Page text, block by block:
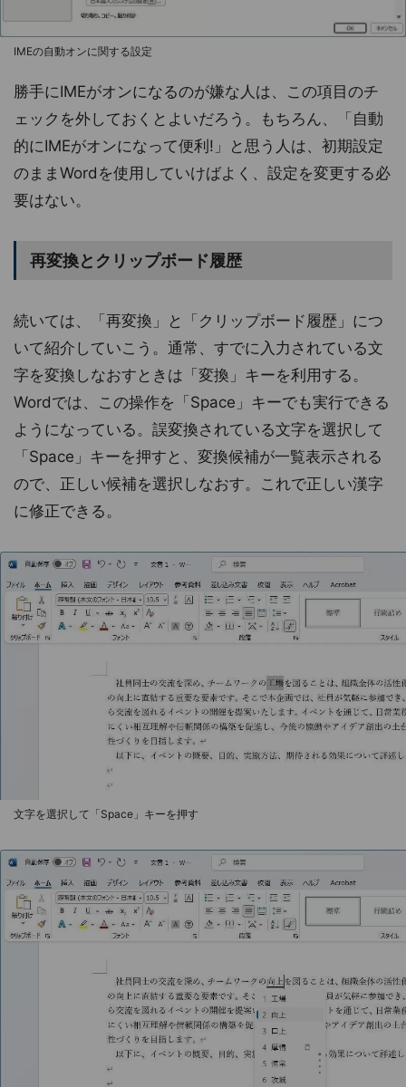
IMEの自動オンに関する設定
勝手にIMEがオンになるのが嫌な人は、この項目のチ
ェックを外しておくとよいだろう。もちろん、「自動
的にIMEがオンになって便利!」と思う人は、初期設定
のままWordを使用していけばよく、設定を変更する必
要はない。
再変換とクリップボード履歴
続いては、「再変換」と「クリップボード履歴」につ
いて紹介していこう。通常、すでに入力されている文
字を変換しなおすときは「変換」キーを利用する。
Wordでは、この操作を「Space」キーでも実行できる
ようになっている。誤変換されている文字を選択して
「Space」キーを押すと、変換候補が一覧表示される
ので、正しい候補を選択しなおす。これで正しい漢字
に修正できる。
文字を選択して「Space」キーを押す